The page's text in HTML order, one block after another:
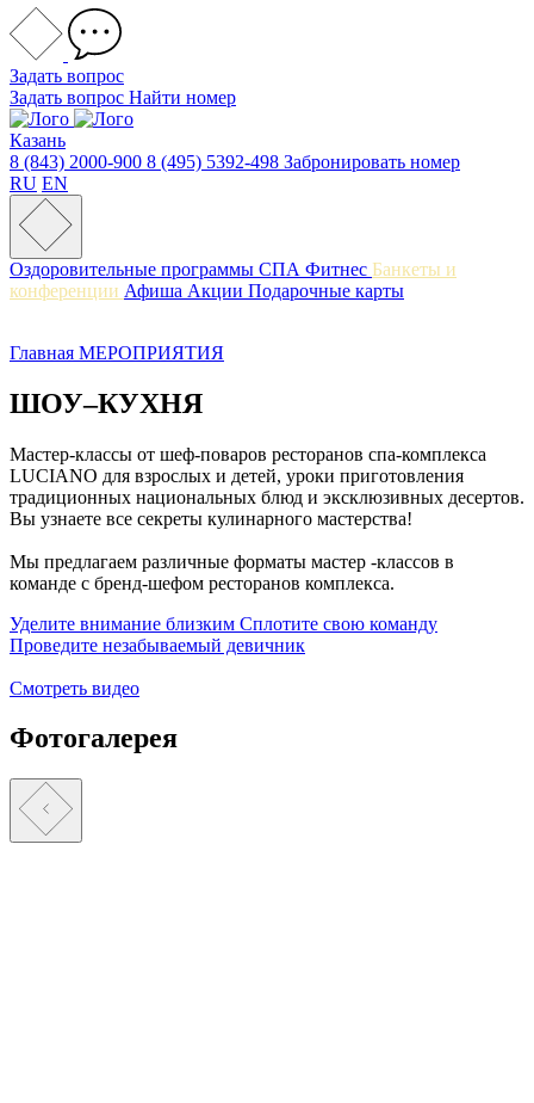
Задать вопрос
Задать вопрос Найти номер
Казань
8 (843) 2000-900 8 (495) 5392-498 Забронировать номер
RU EN
Оздоровительные программы СПА Фитнес Банкеты и
конференции Афиша Акции Подарочные карты
Главная МЕРОПРИЯТИЯ
ШОУ–КУХНЯ
Мастер-классы от шеф-поваров ресторанов спа-комплекса
LUCIANO для взрослых и детей, уроки приготовления
традиционных национальных блюд и эксклюзивных десертов.
Вы узнаете все секреты кулинарного мастерства!
Мы предлагаем различные форматы мастер -классов в
команде с бренд-шефом ресторанов комплекса.
Уделите внимание близким Сплотите свою команду
Проведите незабываемый девичник
Смотреть видео
Фотогалерея